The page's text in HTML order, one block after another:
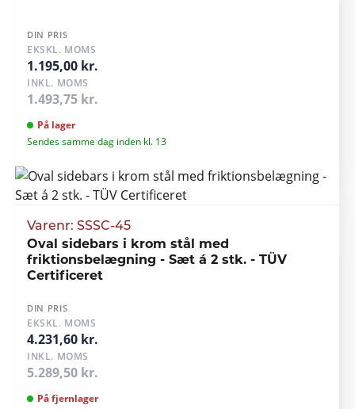
DIN PRIS
EKSKL. MOMS
1.195,00 kr.
INKL. MOMS
1.493,75 kr.
På lager
Sendes samme dag inden kl. 13
Varenr: SSSC-45
Oval sidebars i krom stål med
friktionsbelægning - Sæt á 2 stk. - TÜV
Certificeret
DIN PRIS
EKSKL. MOMS
4.231,60 kr.
INKL. MOMS
5.289,50 kr.
På fjernlager